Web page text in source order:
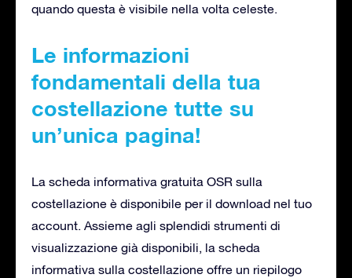
quando questa è visibile nella volta celeste.
Le informazioni
fondamentali della tua
costellazione tutte su
un’unica pagina!
La scheda informativa gratuita OSR sulla
costellazione è disponibile per il download nel tuo
account. Assieme agli splendidi strumenti di
visualizzazione già disponibili, la scheda
informativa sulla costellazione offre un riepilogo